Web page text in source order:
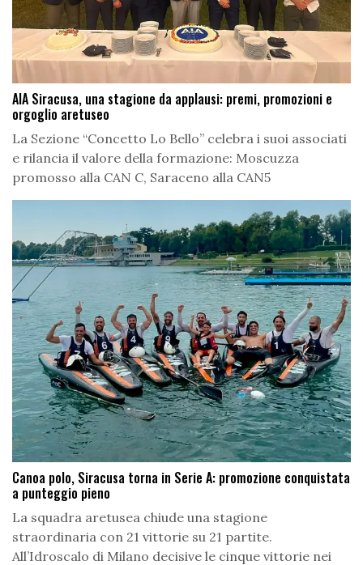
AIA Siracusa, una stagione da applausi: premi, promozioni e
orgoglio aretuseo
La Sezione “Concetto Lo Bello” celebra i suoi associati
e rilancia il valore della formazione: Moscuzza
promosso alla CAN C, Saraceno alla CAN5
Canoa polo, Siracusa torna in Serie A: promozione conquistata
a punteggio pieno
La squadra aretusea chiude una stagione
straordinaria con 21 vittorie su 21 partite.
All’Idroscalo di Milano decisive le cinque vittorie nei